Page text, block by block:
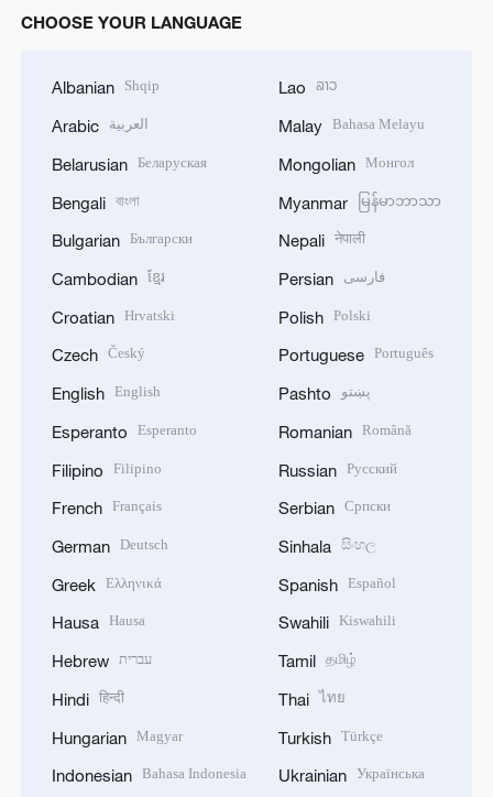
CHOOSE YOUR LANGUAGE
Albanian Shqip
Arabic العربية
Belarusian Беларуская
Bengali বাংলা
Bulgarian Български
Cambodian ខ្មែរ
Croatian Hrvatski
Czech Český
English English
Esperanto Esperanto
Filipino Filipino
French Français
German Deutsch
Greek Ελληνικά
Hausa Hausa
Hebrew עברית
Hindi हिन्दी
Hungarian Magyar
Indonesian Bahasa Indonesia
Lao ລາວ
Malay Bahasa Melayu
Mongolian Монгол
Myanmar မြန်မာဘာသာ
Nepali नेपाली
Persian فارسی
Polish Polski
Portuguese Português
Pashto پښتو
Romanian Română
Russian Русский
Serbian Српски
Sinhala සිංහල
Spanish Español
Swahili Kiswahili
Tamil தமிழ்
Thai ไทย
Turkish Türkçe
Ukrainian Українська